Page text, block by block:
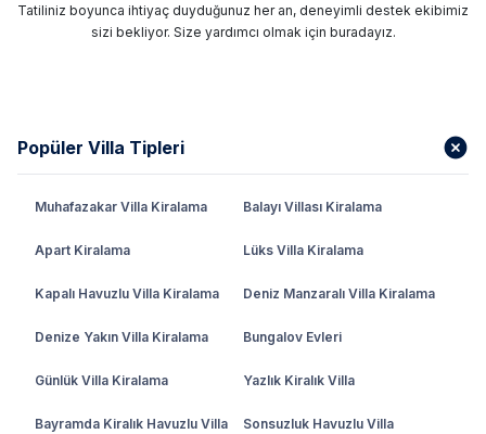
Tatiliniz boyunca ihtiyaç duyduğunuz her an, deneyimli destek ekibimiz
sizi bekliyor. Size yardımcı olmak için buradayız.
Popüler Villa Tipleri
Muhafazakar Villa Kiralama Balayı Villası Kiralama
Apart Kiralama Lüks Villa Kiralama
Kapalı Havuzlu Villa Kiralama Deniz Manzaralı Villa Kiralama
Denize Yakın Villa Kiralama Bungalov Evleri
Günlük Villa Kiralama Yazlık Kiralık Villa
Bayramda Kiralık Havuzlu Villa Sonsuzluk Havuzlu Villa